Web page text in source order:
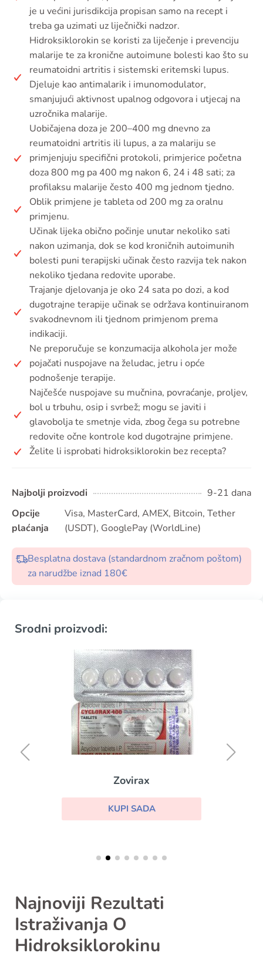
je u većini jurisdikcija propisan samo na recept i
treba ga uzimati uz liječnički nadzor.
Hidroksiklorokin se koristi za liječenje i prevenciju
malarije te za kronične autoimune bolesti kao što su
reumatoidni artritis i sistemski eritemski lupus.
Djeluje kao antimalarik i imunomodulator,
smanjujući aktivnost upalnog odgovora i utjecaj na
uzročnika malarije.
Uobičajena doza je 200–400 mg dnevno za
reumatoidni artritis ili lupus, a za malariju se
primjenjuju specifični protokoli, primjerice početna
doza 800 mg pa 400 mg nakon 6, 24 i 48 sati; za
profilaksu malarije često 400 mg jednom tjedno.
Oblik primjene je tableta od 200 mg za oralnu
primjenu.
Učinak lijeka obično počinje unutar nekoliko sati
nakon uzimanja, dok se kod kroničnih autoimunih
bolesti puni terapijski učinak često razvija tek nakon
nekoliko tjedana redovite uporabe.
Trajanje djelovanja je oko 24 sata po dozi, a kod
dugotrajne terapije učinak se održava kontinuiranom
svakodnevnom ili tjednom primjenom prema
indikaciji.
Ne preporučuje se konzumacija alkohola jer može
pojačati nuspojave na želudac, jetru i opće
podnošenje terapije.
Najčešće nuspojave su mučnina, povraćanje, proljev,
bol u trbuhu, osip i svrbež; mogu se javiti i
glavobolja te smetnje vida, zbog čega su potrebne
redovite očne kontrole kod dugotrajne primjene.
Želite li isprobati hidroksiklorokin bez recepta?
Najbolji proizvodi
9-21 dana
Opcije
plaćanja
Visa, MasterCard, AMEX, Bitcoin, Tether
(USDT), GooglePay (WorldLine)
Besplatna dostava (standardnom zračnom poštom)
za narudžbe iznad 180€
Srodni proizvodi:
Zovirax
KUPI SADA
Najnoviji Rezultati
Istraživanja O
Hidroksiklorokinu